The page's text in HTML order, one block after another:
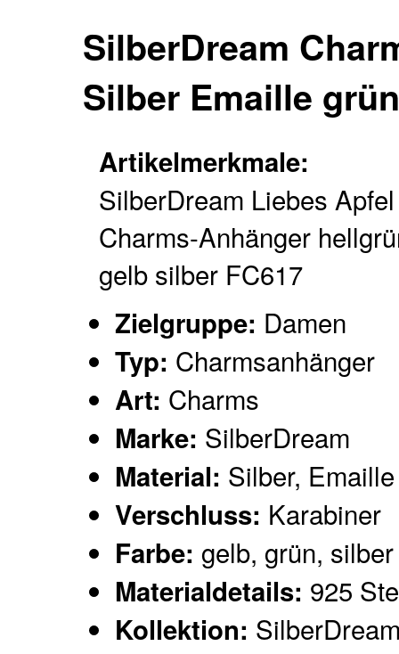
SilberDream
Silber Emaille
Artikelmerkmale:
SilberDream Liebes Apfel
Charms-Anhänger
gelb silber FC617
Zielgruppe: Damen
Typ: Charmsanhänger
Art: Charms
Marke: SilberDream
Material: Silber, Emaille
Verschluss: Karabiner
Farbe: gelb, grün, silber
Materialdetails: 925
Kollektion: